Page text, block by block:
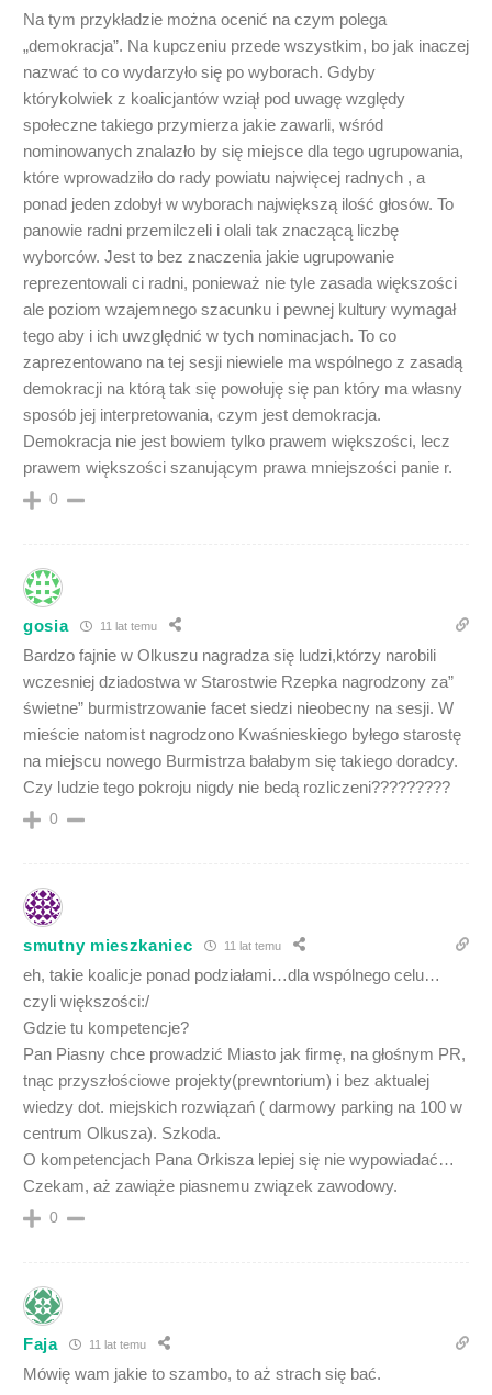
Na tym przykładzie można ocenić na czym polega
„demokracja”. Na kupczeniu przede wszystkim, bo jak inaczej
nazwać to co wydarzyło się po wyborach. Gdyby
którykolwiek z koalicjantów wziął pod uwagę względy
społeczne takiego przymierza jakie zawarli, wśród
nominowanych znalazło by się miejsce dla tego ugrupowania,
które wprowadziło do rady powiatu najwięcej radnych , a
ponad jeden zdobył w wyborach największą ilość głosów. To
panowie radni przemilczeli i olali tak znaczącą liczbę
wyborców. Jest to bez znaczenia jakie ugrupowanie
reprezentowali ci radni, ponieważ nie tyle zasada większości
ale poziom wzajemnego szacunku i pewnej kultury wymagał
tego aby i ich uwzględnić w tych nominacjach. To co
zaprezentowano na tej sesji niewiele ma wspólnego z zasadą
demokracji na którą tak się powołuję się pan który ma własny
sposób jej interpretowania, czym jest demokracja.
Demokracja nie jest bowiem tylko prawem większości, lecz
prawem większości szanującym prawa mniejszości panie r.
0
gosia 11 lat temu
Bardzo fajnie w Olkuszu nagradza się ludzi,którzy narobili
wczesniej dziadostwa w Starostwie Rzepka nagrodzony za”
świetne” burmistrzowanie facet siedzi nieobecny na sesji. W
mieście natomist nagrodzono Kwaśnieskiego byłego starostę
na miejscu nowego Burmistrza bałabym się takiego doradcy.
Czy ludzie tego pokroju nigdy nie bedą rozliczeni?????????
0
smutny mieszkaniec 11 lat temu
eh, takie koalicje ponad podziałami…dla wspólnego celu…
czyli większości:/
Gdzie tu kompetencje?
Pan Piasny chce prowadzić Miasto jak firmę, na głośnym PR,
tnąc przyszłościowe projekty(prewntorium) i bez aktualej
wiedzy dot. miejskich rozwiązań ( darmowy parking na 100 w
centrum Olkusza). Szkoda.
O kompetencjach Pana Orkisza lepiej się nie wypowiadać…
Czekam, aż zawiąże piasnemu związek zawodowy.
0
Faja 11 lat temu
Mówię wam jakie to szambo, to aż strach się bać.